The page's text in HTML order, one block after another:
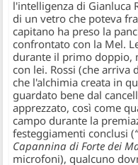
l'intelligenza di Gianluca
di un vetro che poteva
capitano ha preso la
confrontato con la Mel.
durante il primo doppio,
con lei. Rossi (che arriva
che l'alchimia creata in
guardato bene dal
apprezzato, così come
campo durante la
festeggiamenti conclusi (
Capannina di Forte dei
microfoni), qualcuno